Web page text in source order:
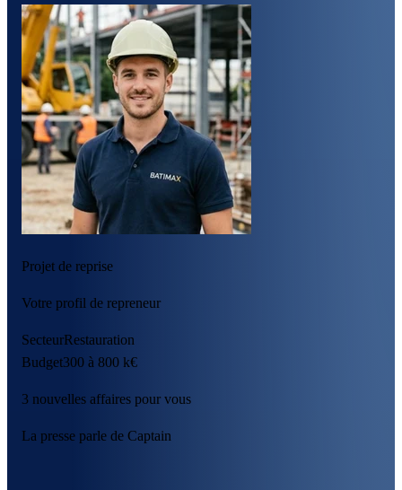
Projet de reprise
Votre profil de repreneur
SecteurRestauration
Budget300 à 800 k€
3 nouvelles affaires pour vous
La presse parle de Captain